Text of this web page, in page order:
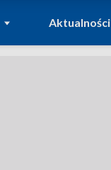
DO
Aktualności